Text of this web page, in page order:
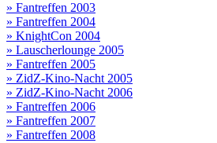
» Fantreffen 2003
» Fantreffen 2004
» KnightCon 2004
» Lauscherlounge 2005
» Fantreffen 2005
» ZidZ-Kino-Nacht 2005
» ZidZ-Kino-Nacht 2006
» Fantreffen 2006
» Fantreffen 2007
» Fantreffen 2008